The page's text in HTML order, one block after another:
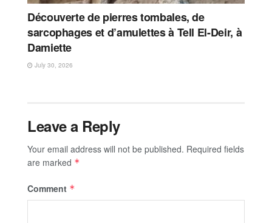
Découverte de pierres tombales, de
sarcophages et d’amulettes à Tell El-Deir, à
Damiette
July 30, 2026
Leave a Reply
Your email address will not be published. Required fields
are marked *
Comment *